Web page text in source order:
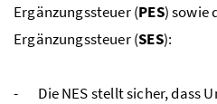
Ergänzungssteuer (PES) sowie
Ergänzungssteuer (SES):
- DieNESstellt sicher, dass